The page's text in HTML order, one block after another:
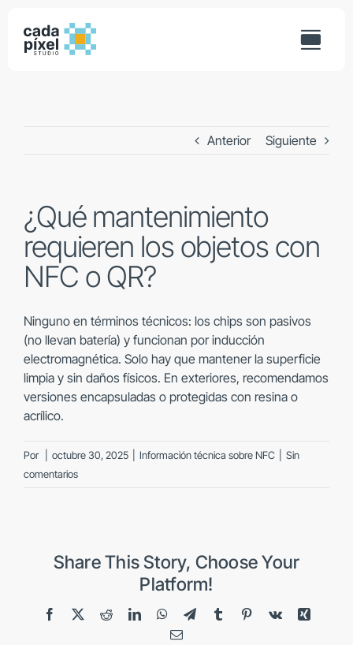
contenido
Anterior Siguiente
¿Qué mantenimiento
requieren los objetos con
NFC o QR?
Ninguno en términos técnicos: los chips son pasivos
(no llevan batería) y funcionan por inducción
electromagnética. Solo hay que mantener la superficie
limpia y sin daños físicos. En exteriores, recomendamos
versiones encapsuladas o protegidas con resina o
acrílico.
Por octubre 30, 2025 Información técnica sobre NFC
Sin
comentarios
Share This Story, Choose Your
Platform!
Facebook
X RedditLinkedInWhatsApp
TelegramTumblrPinterest
Vk
Xing
Correo